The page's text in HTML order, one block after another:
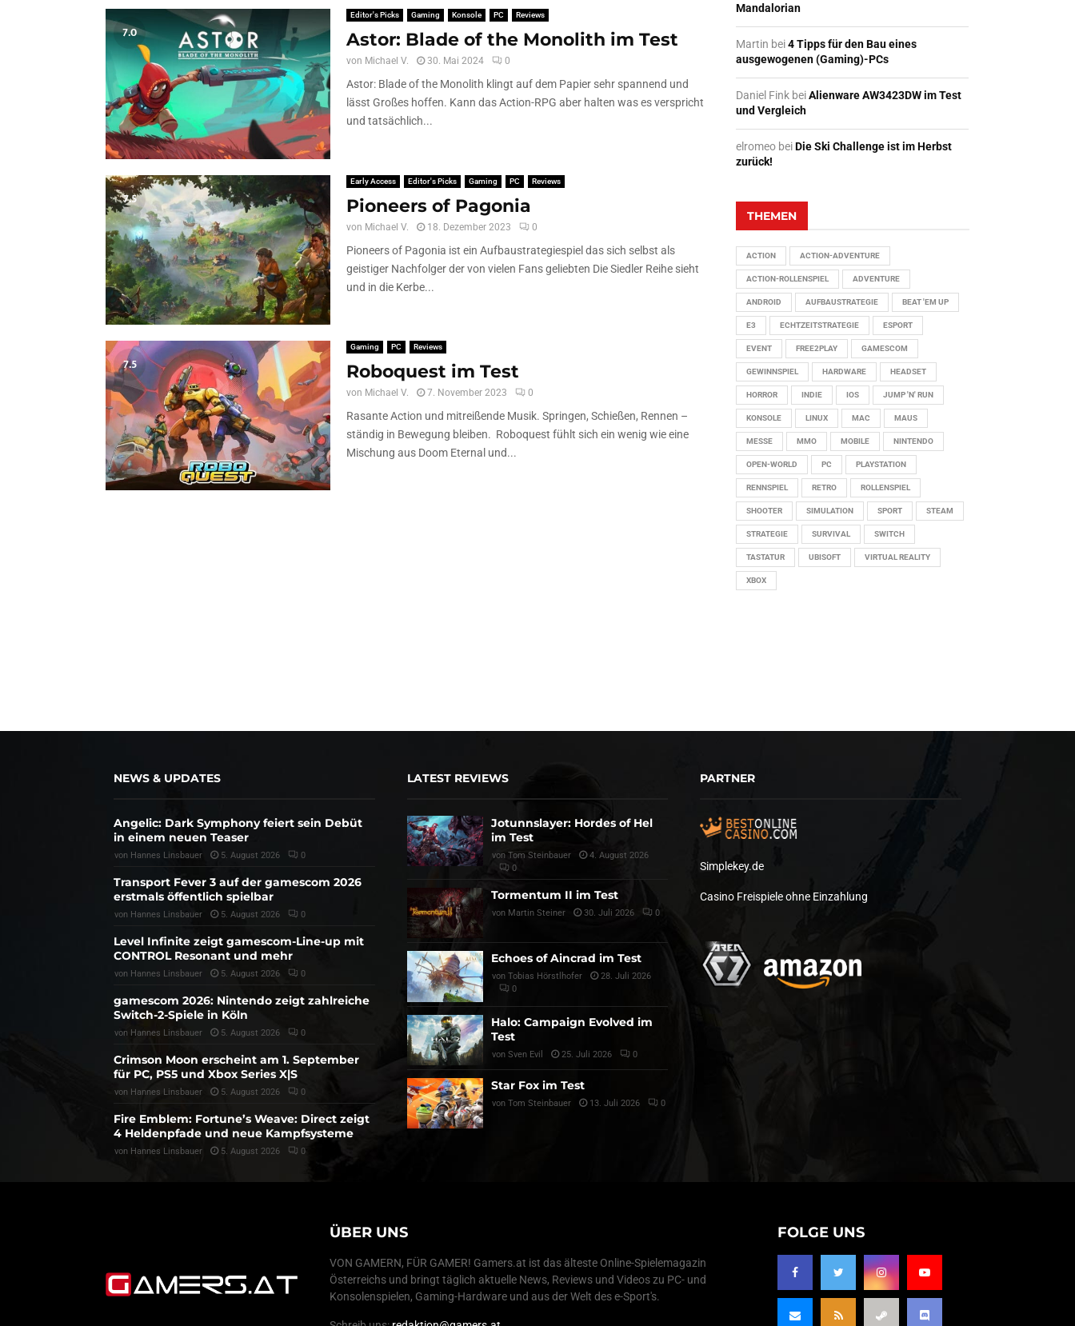
7.0
Editor's Picks Gaming Konsole PC Reviews
Astor: Blade of the Monolith im Test
von Michael V. 30. Mai 2024 0
Astor: Blade of the Monolith klingt auf dem Papier sehr spannend und
lässt Großes hoffen. Kann das Action-RPG aber halten was es verspricht
und tatsächlich...
7.5
Early Access Editor's Picks Gaming PC Reviews
Pioneers of Pagonia
von Michael V. 18. Dezember 2023 0
Pioneers of Pagonia ist ein Aufbaustrategiespiel das sich selbst als
geistiger Nachfolger der von vielen Fans geliebten Die Siedler Reihe sieht
und in die Kerbe...
7.5
Gaming PC Reviews
Roboquest im Test
von Michael V. 7. November 2023 0
Rasante Action und mitreißende Musik. Springen, Schießen, Rennen –
ständig in Bewegung bleiben. Roboquest fühlt sich ein wenig wie eine
Mischung aus Doom Eternal und...
Mandalorian
Martin bei4 Tipps für den Bau eines
ausgewogenen (Gaming)-PCs
Daniel Fink beiAlienware AW3423DW im Test
und Vergleich
elromeo beiDie Ski Challenge ist im Herbst
zurück!
THEMEN
ACTION ACTION-ADVENTURE
ACTION-ROLLENSPIEL ADVENTURE
ANDROID AUFBAUSTRATEGIE BEAT 'EM UP
E3 ECHTZEITSTRATEGIE ESPORT
EVENT FREE2PLAY GAMESCOM
GEWINNSPIEL HARDWARE HEADSET
HORROR INDIE IOS JUMP 'N' RUN
KONSOLE LINUX MAC MAUS
MESSE MMO MOBILE NINTENDO
OPEN-WORLD PC PLAYSTATION
RENNSPIEL RETRO ROLLENSPIEL
SHOOTER SIMULATION SPORT STEAM
STRATEGIE SURVIVAL SWITCH
TASTATUR UBISOFT VIRTUAL REALITY
XBOX
NEWS & UPDATES
Angelic: Dark Symphony feiert sein Debüt
in einem neuen Teaser
von Hannes Linsbauer 5. August 2026 0
Transport Fever 3 auf der gamescom 2026
erstmals öffentlich spielbar
von Hannes Linsbauer 5. August 2026 0
Level Infinite zeigt gamescom-Line-up mit
CONTROL Resonant und mehr
von Hannes Linsbauer 5. August 2026 0
gamescom 2026: Nintendo zeigt zahlreiche
Switch-2-Spiele in Köln
von Hannes Linsbauer 5. August 2026 0
Crimson Moon erscheint am 1. September
für PC, PS5 und Xbox Series X|S
von Hannes Linsbauer 5. August 2026 0
Fire Emblem: Fortune’s Weave: Direct zeigt
4 Heldenpfade und neue Kampfsysteme
von Hannes Linsbauer 5. August 2026 0
LATEST REVIEWS
Jotunnslayer: Hordes of Hel
im Test
von Tom Steinbauer
4. August 2026
0
Tormentum II im Test
von Martin Steiner 30. Juli 2026 0
Echoes of Aincrad im Test
von Tobias Hörstlhofer
28. Juli 2026
0
Halo: Campaign Evolved im
Test
von Sven Evil 25. Juli 2026 0
Star Fox im Test
von Tom Steinbauer 13. Juli 2026 0
PARTNER
Simplekey.de
Casino Freispiele ohne Einzahlung
ÜBER UNS
VON GAMERN, FÜR GAMER! Gamers.at ist das älteste Online-Spielemagazin
Österreichs und bringt täglich aktuelle News, Reviews und Videos zu PC- und
Konsolenspielen, Gaming-Hardware und aus der Welt des e-Sport's.
FOLGE UNS